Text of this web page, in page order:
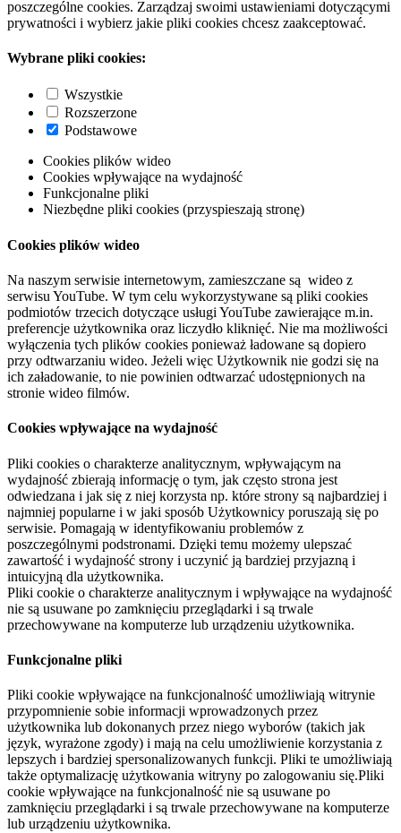
poszczególne cookies. Zarządzaj swoimi ustawieniami dotyczącymi
prywatności i wybierz jakie pliki cookies chcesz zaakceptować.
Wybrane pliki cookies:
Wszystkie
Rozszerzone
Podstawowe
Cookies plików wideo
Cookies wpływające na wydajność
Funkcjonalne pliki
Niezbędne pliki cookies (przyspieszają stronę)
Cookies plików wideo
Na naszym serwisie internetowym, zamieszczane są wideo z
serwisu YouTube. W tym celu wykorzystywane są pliki cookies
podmiotów trzecich dotyczące usługi YouTube zawierające m.in.
preferencje użytkownika oraz liczydło kliknięć. Nie ma możliwości
wyłączenia tych plików cookies ponieważ ładowane są dopiero
przy odtwarzaniu wideo. Jeżeli więc Użytkownik nie godzi się na
ich załadowanie, to nie powinien odtwarzać udostępnionych na
stronie wideo filmów.
Cookies wpływające na wydajność
Pliki cookies o charakterze analitycznym, wpływającym na
wydajność zbierają informację o tym, jak często strona jest
odwiedzana i jak się z niej korzysta np. które strony są najbardziej i
najmniej popularne i w jaki sposób Użytkownicy poruszają się po
serwisie. Pomagają w identyfikowaniu problemów z
poszczególnymi podstronami. Dzięki temu możemy ulepszać
zawartość i wydajność strony i uczynić ją bardziej przyjazną i
intuicyjną dla użytkownika.
Pliki cookie o charakterze analitycznym i wpływające na wydajność
nie są usuwane po zamknięciu przeglądarki i są trwale
przechowywane na komputerze lub urządzeniu użytkownika.
Funkcjonalne pliki
Pliki cookie wpływające na funkcjonalność umożliwiają witrynie
przypomnienie sobie informacji wprowadzonych przez
użytkownika lub dokonanych przez niego wyborów (takich jak
język, wyrażone zgody) i mają na celu umożliwienie korzystania z
lepszych i bardziej spersonalizowanych funkcji. Pliki te umożliwiają
także optymalizację użytkowania witryny po zalogowaniu się.Pliki
cookie wpływające na funkcjonalność nie są usuwane po
zamknięciu przeglądarki i są trwale przechowywane na komputerze
lub urządzeniu użytkownika.